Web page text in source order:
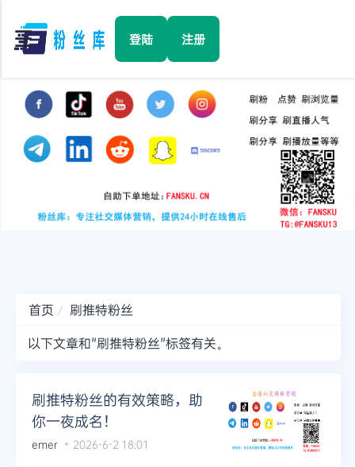
☰ 登陆 注册
Facebook
TikTok
YouTube
Telegram
更多
首页
刷推特粉丝
以下文章和"刷推特粉丝"标签有关。
刷推特粉丝的有效策略，助
你一夜成名！
emer 2026-6-2 18:01